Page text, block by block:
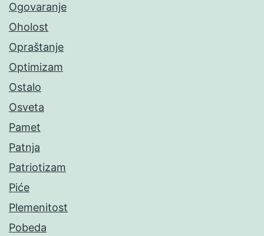
Ogovaranje
Oholost
Opraštanje
Optimizam
Ostalo
Osveta
Pamet
Patnja
Patriotizam
Piće
Plemenitost
Pobeda